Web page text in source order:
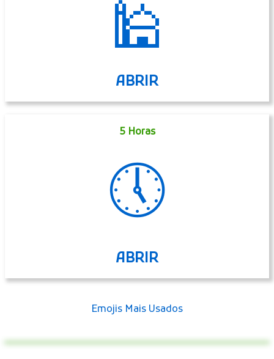
🕌
ABRIR
5 Horas
🕔
ABRIR
Emojis Mais Usados